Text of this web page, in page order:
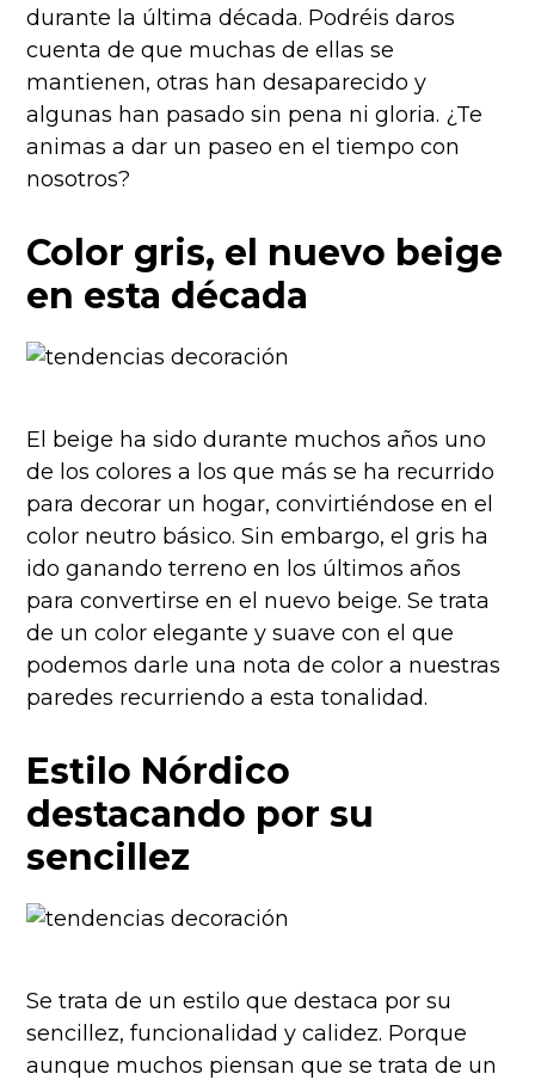
durante la última década. Podréis daros
cuenta de que muchas de ellas se
mantienen, otras han desaparecido y
algunas han pasado sin pena ni gloria. ¿Te
animas a dar un paseo en el tiempo con
nosotros?
Color gris, el nuevo beige
en esta década
El beige ha sido durante muchos años uno
de los colores a los que más se ha recurrido
para decorar un hogar, convirtiéndose en el
color neutro básico. Sin embargo, el gris ha
ido ganando terreno en los últimos años
para convertirse en el nuevo beige. Se trata
de un color elegante y suave con el que
podemos darle una nota de color a nuestras
paredes recurriendo a esta tonalidad.
Estilo Nórdico
destacando por su
sencillez
Se trata de un estilo que destaca por su
sencillez, funcionalidad y calidez. Porque
aunque muchos piensan que se trata de un